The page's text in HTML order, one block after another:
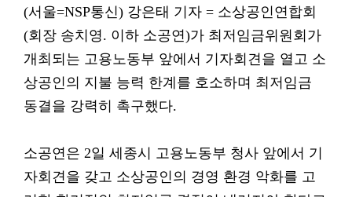
(서울=NSP통신) 강은태 기자 = 소상공인연합회
(회장 송치영. 이하 소공연)가 최저임금위원회가
개최되는 고용노동부 앞에서 기자회견을 열고 소
상공인의 지불 능력 한계를 호소하며 최저임금
동결을 강력히 촉구했다.
소공연은 2일 세종시 고용노동부 청사 앞에서 기
자회견을 갖고 소상공인의 경영 환경 악화를 고